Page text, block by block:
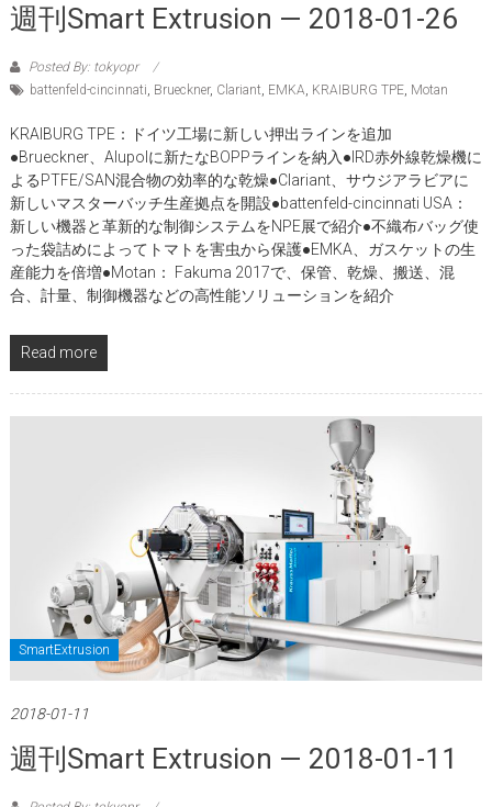
週刊Smart Extrusion — 2018-01-26
Posted By: tokyopr
battenfeld-cincinnati, Brueckner, Clariant, EMKA, KRAIBURG TPE, Motan
KRAIBURG TPE：ドイツ工場に新しい押出ラインを追加
●Brueckner、Alupolに新たなBOPPラインを納入●IRD赤外線乾燥機に
よるPTFE/SAN混合物の効率的な乾燥●Clariant、サウジアラビアに
新しいマスターバッチ生産拠点を開設●battenfeld-cincinnati USA：
新しい機器と革新的な制御システムをNPE展で紹介●不織布バッグ使
った袋詰めによってトマトを害虫から保護●EMKA、ガスケットの生
産能力を倍増●Motan： Fakuma 2017で、保管、乾燥、搬送、混
合、計量、制御機器などの高性能ソリューションを紹介
Read more
SmartExtrusion
2018-01-11
週刊Smart Extrusion — 2018-01-11